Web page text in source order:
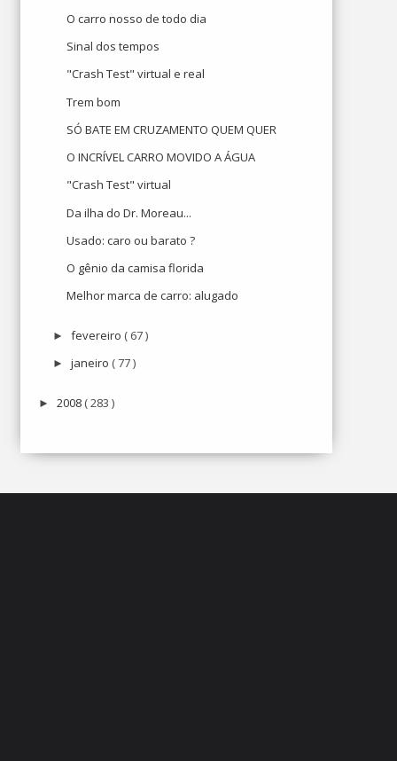
O carro nosso de todo dia
Sinal dos tempos
"Crash Test" virtual e real
Trem bom
SÓ BATE EM CRUZAMENTO QUEM QUER
O INCRÍVEL CARRO MOVIDO A ÁGUA
"Crash Test" virtual
Da ilha do Dr. Moreau...
Usado: caro ou barato ?
O gênio da camisa florida
Melhor marca de carro: alugado
► fevereiro ( 67 )
► janeiro ( 77 )
► 2008 ( 283 )